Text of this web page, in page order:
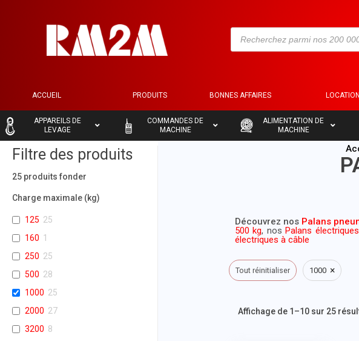
ACCUEIL
– PRODUITS
– BONNES AFFAIRES
– LOCATION
–
APPAREILS DE
LEVAGE
COMMANDES DE
MACHINE
ALIMENTATION DE
MACHINE
Découvrez nos Palans
500 kg, nos Palans
électriques à câble
Tout réinitialiser 1000 ×
Affichage de 1–10 sur 25
Filtre des produits
25 produits fonder
Charge maximale (kg)
125 25
160 1
250 25
500 28
1000 25
2000 27
3200 8